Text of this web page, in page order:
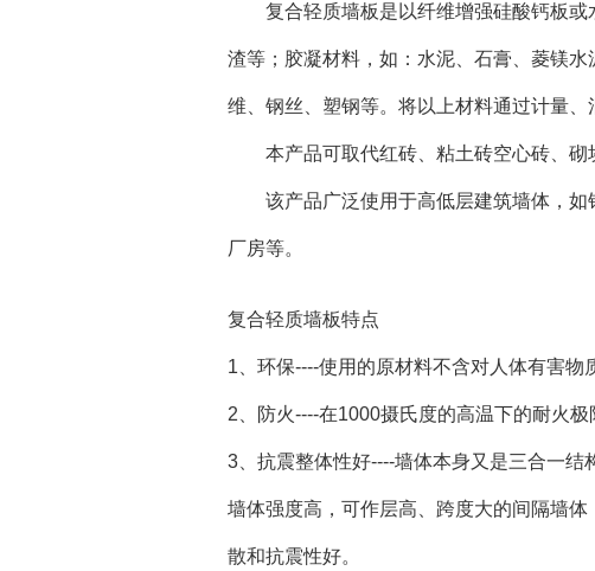
复合轻质墙板是以纤维增强硅酸钙板或
渣等；胶凝材料，如：水泥、石膏、菱镁
维、钢丝、塑钢等。将以上材料通过计量、
本产品可取代红砖、粘土砖空心砖、砌
该产品广泛使用于高低层建筑墙体，如
厂房等。
复合轻质墙板特点
1、环保----使用的原材料不含对人体有害物
2、防火----在1000摄氏度的高温下的耐火
3、抗震整体性好----墙体本身又是三合一结
墙体强度高，可作层高、跨度大的间隔墙
散和抗震性好。